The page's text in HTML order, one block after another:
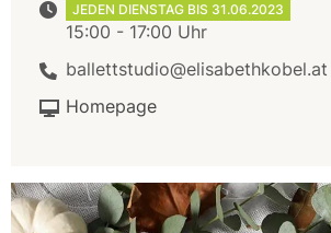
JEDEN DIENSTAG BIS 31.06.2023
15:00 - 17:00 Uhr
ballettstudio@elisabethkobel.at
Homepage